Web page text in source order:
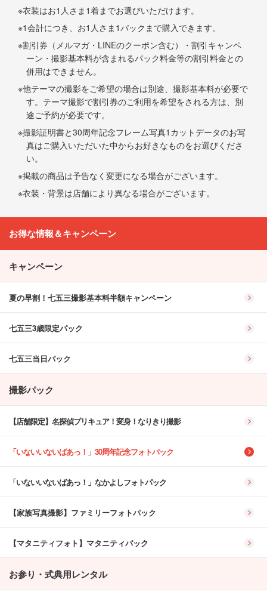
衣装はお1人さま1着までお選びいただけます。
1会計につき、お1人さま1パックまで購入できます。
割引券（メルマガ・LINEのクーポン含む）・割引キャンペ
ーン・撮影基本料が含まれるパック料金等の割引料金との
併用はできません。
他テーマの撮影をご希望の場合は別途、撮影基本料が必要で
す。テーマ撮影で割引券のご利用を希望をされる方は、別
途ご予約が必要です。
撮影証明書と30周年記念フレーム写真1カットデータのお写
真はご購入いただいた中からお好きなものをお選びくださ
い。
掲載の商品は予告なく変更になる場合がございます。
衣装・背景は店舗により異なる場合がございます。
お得な情報＆キャンペーン
キャンペーン
夏の早割！七五三撮影基本料半額キャンペーン
七五三3歳限定パック
七五三当日パック
撮影パック
【店舗限定】名探偵プリキュア！変身！なりきり撮影
「いないいないばあっ！」30周年記念フォトパック
「いないいないばあっ！」なかよしフォトパック
【家族写真撮影】ファミリーフォトパック
【マタニティフォト】マタニティパック
お参り・式典用レンタル